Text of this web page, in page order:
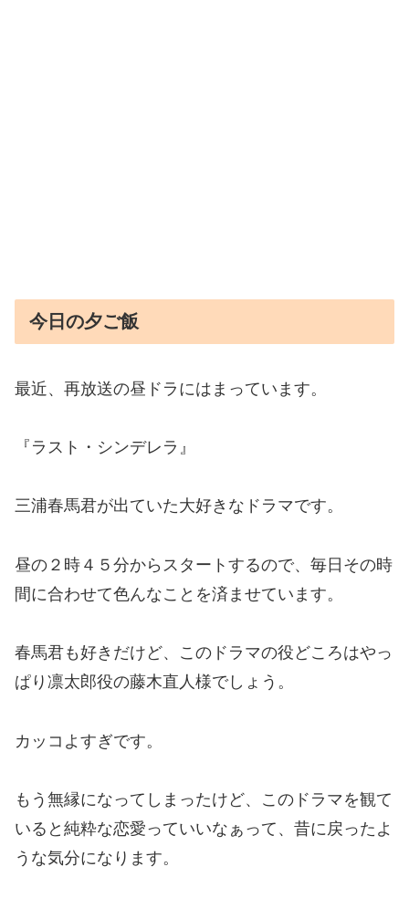
今日の夕ご飯
最近、再放送の昼ドラにはまっています。
『ラスト・シンデレラ』
三浦春馬君が出ていた大好きなドラマです。
昼の２時４５分からスタートするので、毎日その時
間に合わせて色んなことを済ませています。
春馬君も好きだけど、このドラマの役どころはやっ
ぱり凛太郎役の藤木直人様でしょう。
カッコよすぎです。
もう無縁になってしまったけど、このドラマを観て
いると純粋な恋愛っていいなぁって、昔に戻ったよ
うな気分になります。